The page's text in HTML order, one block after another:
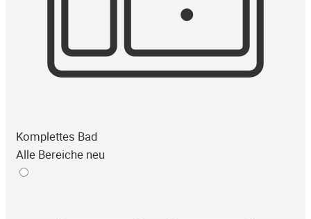
Komplettes Bad
Alle Bereiche neu